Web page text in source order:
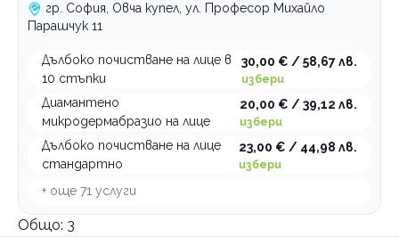
гр. София, Овча купел, ул. Професор Михайло
Парашчук 11
Дълбоко почистване на лице в
10 стъпки
30,00 € / 58,67 лв.
избери
Диамантено
микродермабразио на лице
20,00 € / 39,12 лв.
избери
Дълбоко почистване на лице
стандартно
23,00 € / 44,98 лв.
избери
+ още 71 услуги
Общо: 3